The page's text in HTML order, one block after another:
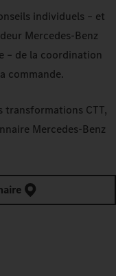
individuels – et
Mercedes‑Benz
– de la coordination
commande.
transformations CTT,
Mercedes‑Benz